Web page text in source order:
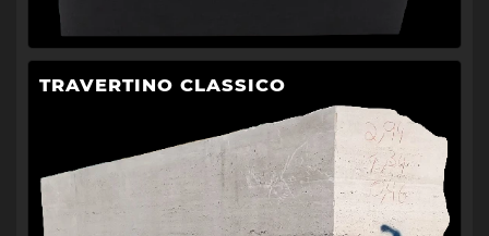
TRAVERTINO CLASSICO